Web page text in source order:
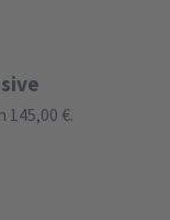
€.